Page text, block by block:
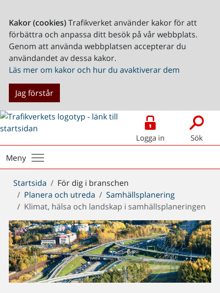
Kakor (cookies)Trafikverket använder kakor för att
förbättra och anpassa ditt besök på vår webbplats.
Genom att använda webbplatsen accepterar du
användandet av dessa kakor.
Läs mer om kakor och hur du avaktiverar dem
Jag förstår
Logga in Sök
Meny
Du
är
här:
Startsida
För dig i branschen
Planera och utreda
Samhällsplanering
Klimat, hälsa och landskap i samhällsplaneringen